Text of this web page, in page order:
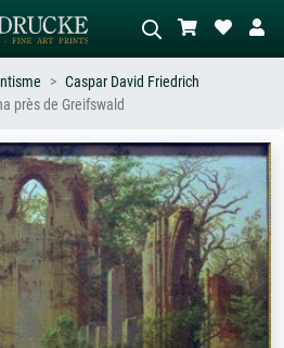
–
Décrivez la scène – ex. prairie verte,
abstrait avec beaucoup de rouge,
tableau sombre, nu debout près d'un
arbre.
Caspar David Friedrich
près de Greifswald